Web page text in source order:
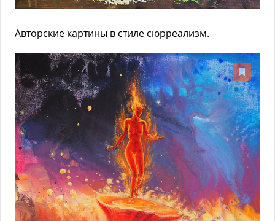
Авторские картины в стиле сюрреализм.